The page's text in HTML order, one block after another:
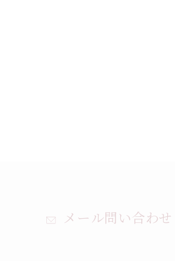
メール問い合わせ